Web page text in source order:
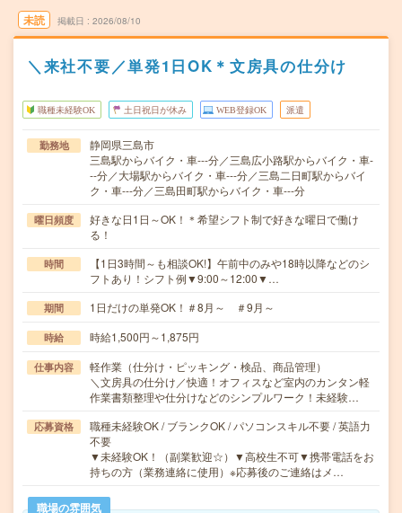
未読 掲載日 2026/08/10
＼来社不要／単発1日OK＊文房具の仕分け
職種未経験OK 土日祝日が休み WEB登録OK 派遣
勤務地
静岡県三島市
三島駅からバイク・車---分／三島広小路駅からバイク・車-
--分／大場駅からバイク・車---分／三島二日町駅からバイ
ク・車---分／三島田町駅からバイク・車---分
曜日頻度
好きな日1日～OK！＊希望シフト制で好きな曜日で働け
る！
時間
【1日3時間～も相談OK!】午前中のみや18時以降などのシ
フトあり！シフト例▼9:00～12:00▼…
期間 1日だけの単発OK！＃8月～ ＃9月～
時給 時給1,500円～1,875円
仕事内容
軽作業（仕分け・ピッキング・検品、商品管理）
＼文房具の仕分け／快適！オフィスなど室内のカンタン軽
作業書類整理や仕分けなどのシンプルワーク！未経験…
応募資格
職種未経験OK / ブランクOK / パソコンスキル不要 / 英語力
不要
▼未経験OK！（副業歓迎☆）▼高校生不可▼携帯電話をお
持ちの方（業務連絡に使用）※応募後のご連絡はメ…
職場の雰囲気